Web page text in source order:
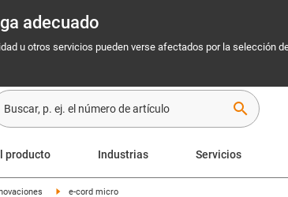
adecuado
u otros servicios pueden verse afectados por la selección
search
producto Industrias Servicios
e-cord micro